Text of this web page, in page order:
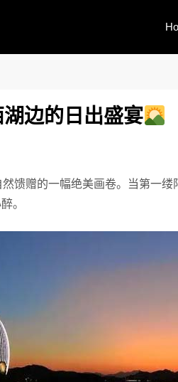
边的日出盛宴
馈赠的一幅绝美画卷。当第一
。